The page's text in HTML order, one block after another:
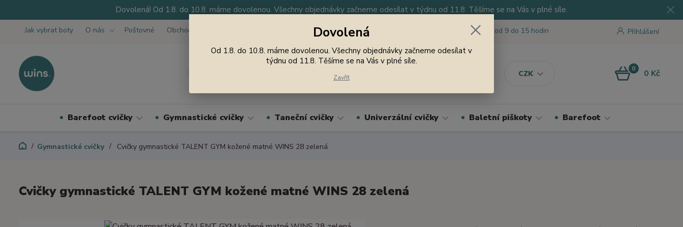
Dovolená! Od 1.8. do 10.8. máme dovolenou. Všechny objednávky začneme odesílat v týdnu od 11.8. Těšíme se na Vás v plné síle.
Jak vybrat boty O nás Poštovné Obchodní podmínky
CZK
Přihlášení
Nevíte si rady? Zavolejte. Jsme tu pro Vás od 9 do 15 hodin
0 0 Kč
Barefoot cvičky Gymnastické cvičky Taneční cvičky Univerzální cvičky Baletní piškoty Barefoot
Gymnastické cvičky Cvičky gymnastické TALENT GYM kožené matné WINS 28 zelená
Cvičky gymnastické TALENT GYM kožené matné WINS 28 zelená
Dovolená
Od 1.8. do 10.8. máme dovolenou. Všechny objednávky začneme odesílat v
týdnu od 11.8. Těšíme se na Vás v plné síle.
Zavřít